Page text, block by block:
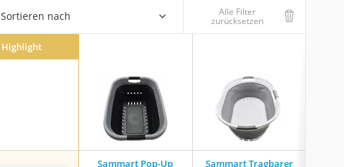
Sortieren nach Alle Filter
zurücksetzen
Highlight
Sammart Pop-Up
Sammart Tragbarer